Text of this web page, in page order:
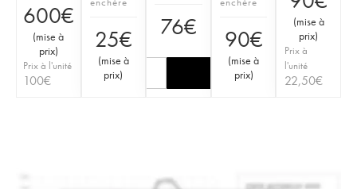
600€
(mise à
prix)
Prix à l'unité
100€
25€
(mise à
prix)
76€ 90€
(mise à
prix)
(mise à
prix)
Prix à
l'unité
22,50€